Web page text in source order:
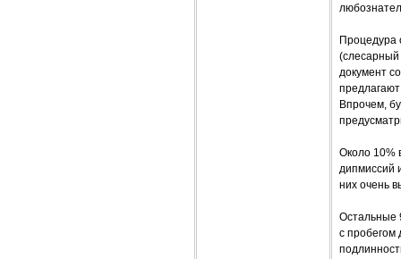
Процедура
(слесарный
документ
Впрочем,
Около 10%
дипмиссий
них очень
Остальные
с пробегом